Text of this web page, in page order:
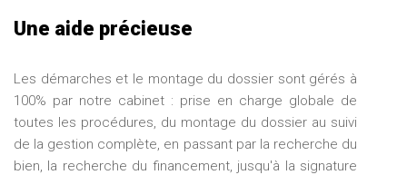
Une aide précieuse
Les démarches et le montage du dossier sont gérés à
100% par notre cabinet : prise en charge globale de
toutes les procédures, du montage du dossier au suivi
de la gestion complète, en passant par la recherche du
bien, la recherche du financement, jusqu'à la signature